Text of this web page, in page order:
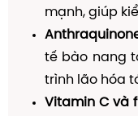
mạnh, giúp
tế bào nang
trình lão hóa
Vitamin C và